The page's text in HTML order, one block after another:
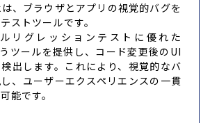
、ブラウザとアプリの視覚的バグを
ストツールです。
リグレッションテストに優れた
ツールを提供し、コード変更後のUI
出します。これにより、視覚的なバ
、ユーザーエクスペリエンスの一貫
能です。